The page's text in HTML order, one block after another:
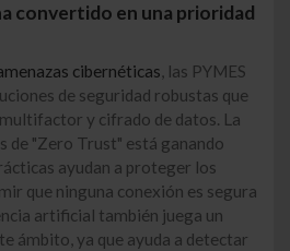
convertido en una prioridad
cibernéticas , las PYMES
de seguridad robustas que
y cifrado de datos. La
de "Zero Trust" está ganando
ayudan a proteger los
que ninguna conexión es segura
artificial también juega un
ámbito, ya que ayuda a detectar